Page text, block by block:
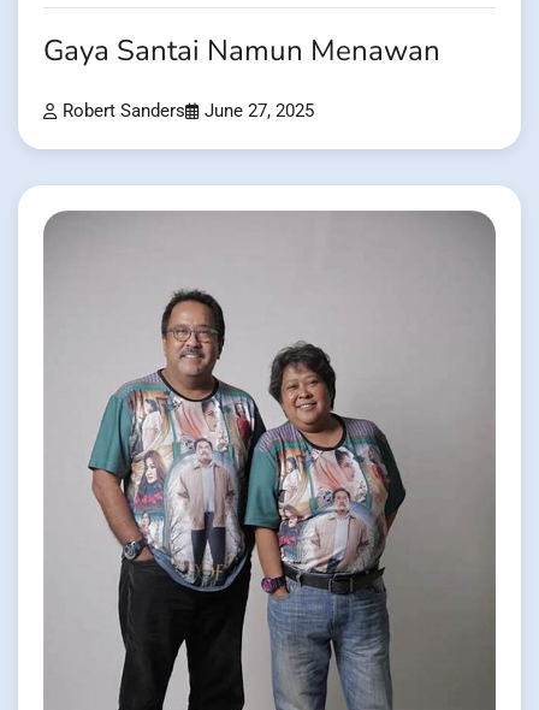
Gaya Santai Namun Menawan
Robert Sanders June 27, 2025